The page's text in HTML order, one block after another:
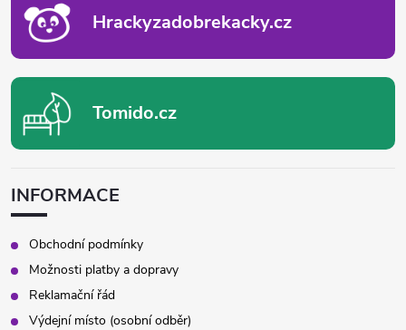
v
k
y
v
ý
p
i
s
u
Hrackyzadobrekacky.cz
Tomido.cz
INFORMACE
Obchodní podmínky
Možnosti platby a dopravy
Reklamační řád
Výdejní místo (osobní odběr)